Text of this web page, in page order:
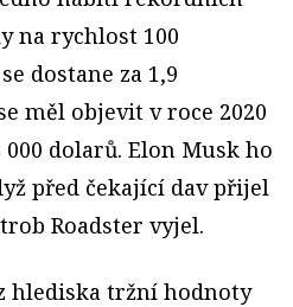
na rychlost 100
dostane za 1,9
měl objevit v roce 2020
dolarů. Elon Musk ho
před čekající dav přijel
Roadster vyjel.
hlediska tržní hodnoty